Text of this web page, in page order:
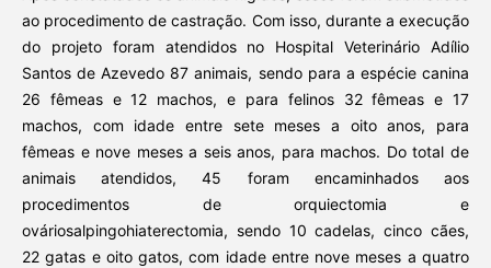
ao procedimento de castração. Com isso, durante a execução
do projeto foram atendidos no Hospital Veterinário Adílio
Santos de Azevedo 87 animais, sendo para a espécie canina
26 fêmeas e 12 machos, e para felinos 32 fêmeas e 17
machos, com idade entre sete meses a oito anos, para
fêmeas e nove meses a seis anos, para machos. Do total de
animais atendidos, 45 foram encaminhados aos
procedimentos de orquiectomia e
ováriosalpingohiaterectomia, sendo 10 cadelas, cinco cães,
22 gatas e oito gatos, com idade entre nove meses a quatro